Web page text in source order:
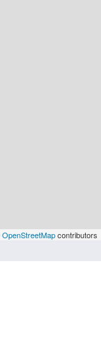
OpenStreetMapcontributors